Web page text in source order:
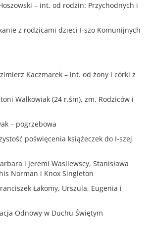
– int. od rodzin: Przychodnych i
z rodzicami dzieci I-szo Komunijnych
Kaczmarek – int. od żony i córki z
Walkowiak (24 r.śm), zm. Rodziców i
– pogrzebowa
poświęcenia książeczek do I-szej
i Jeremi Wasilewscy, Stanisława
Norman i Knox Singleton
Łakomy, Urszula, Eugenia i
Odnowy w Duchu Świętym